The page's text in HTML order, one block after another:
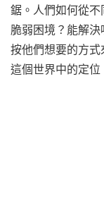
鋸。人們如何從
脆弱困境？能解決
按他們想要的方
這個世界中的定位